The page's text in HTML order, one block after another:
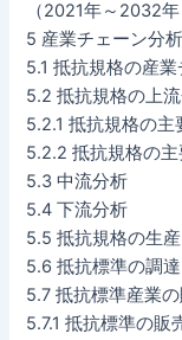
（2021年～2032年
5 産業チェーン分析
5.1 抵抗規格の産
5.2 抵抗規格の上
5.2.1 抵抗規格の主
5.2.2 抵抗規格の
5.3 中流分析
5.4 下流分析
5.5 抵抗規格の生
5.6 抵抗標準の調
5.7 抵抗標準産業
5.7.1 抵抗標準の販